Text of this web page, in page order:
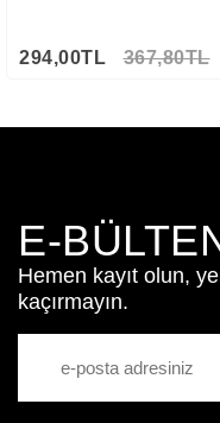
294,00TL 367,80TL
E-
Hemen kayıt olun,
kaçırmayın.